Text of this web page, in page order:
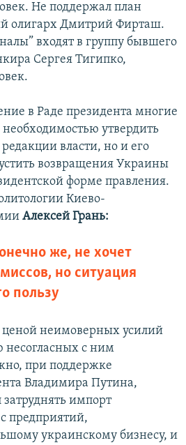
Не поддержал план
олигарх Дмитрий Фирташ.
входят в группу бывшего
Сергея Тигипко,
в Раде президента многие
утвердить
власти, но и его
возвращения Украины
форме правления.
Киево-
Алексей Грань:
же, не хочет
но ситуация
пользу
ценой неимоверных усилий
несогласных с ним
при поддержке
Владимира Путина,
импорт
предприятий,
украинскому бизнесу, и